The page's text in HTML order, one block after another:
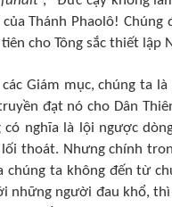
Thánh Phaolô!
cho Tông sắc thiết lập
Giám mục, chúng ta
đạt nó cho Dân
có nghĩa là lội ngược
thoát. Nhưng chính
chúng ta không đến từ
những người đau khổ,